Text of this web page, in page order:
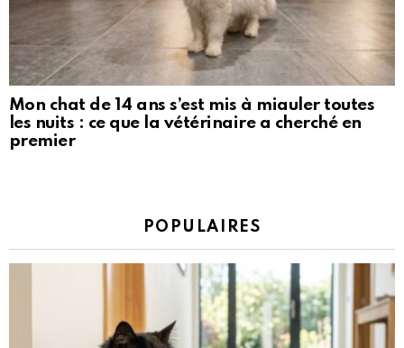
Mon chat de 14 ans s’est mis à miauler toutes
les nuits : ce que la vétérinaire a cherché en
premier
POPULAIRES